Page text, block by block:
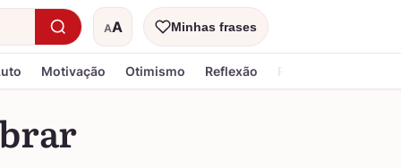
AA
Tamanho do textoMinhas frases
Motivação Otimismo Reflexão Religiosa